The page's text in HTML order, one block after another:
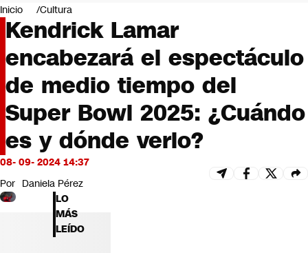
Negocios
Deportes
Programas completos
Cultura
Servicios
Bits
CNN tiempo
Futuro 360
Opinión
Inicio Cultura
Kendrick Lamar
encabezará el espectáculo
de medio tiempo del
Super Bowl 2025: ¿Cuándo
es y dónde verlo?
08- 09- 2024 14:37
Por Daniela Pérez
LO
MÁS
LEÍDO